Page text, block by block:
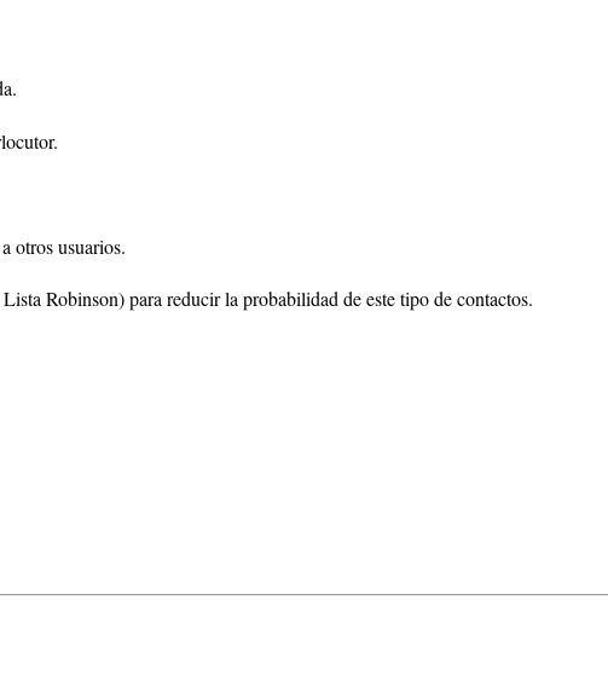
otros usuarios.
Robinson) para reducir la probabilidad de este tipo de contactos.